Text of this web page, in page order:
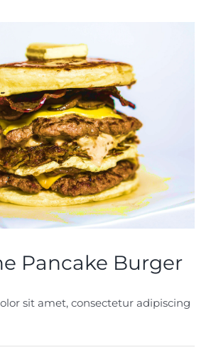
Pancake Burger
sit amet, consectetur adipiscing